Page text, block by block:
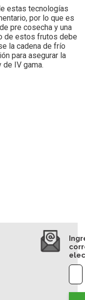
estas tecnologías
por lo que es
pre cosecha y una
de estos frutos debe
la cadena de frío
para asegurar la
IV gama.